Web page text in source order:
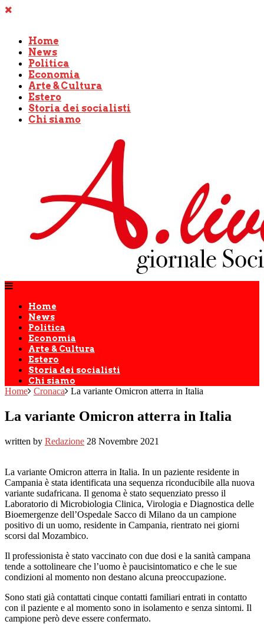
Home
News
Politica
Economia
Arte & Cultura
Estero
Storia dei socialisti
Chi siamo
Home
News
Politica
Economia
Arte & Cultura
Estero
Storia dei socialisti
Chi siamo
Home Cronaca La variante Omicron atterra in Italia
La variante Omicron atterra in Italia
written by Redazione 28 Novembre 2021
La variante Omicron atterra in Italia. In un paziente residente in
Campania è stata identificata una sequenza riconducibile alla nuova
variante sudafricana. Il genoma è stato sequenziato presso il
Laboratorio di Microbiologia Clinica, Virologia e Diagnostica delle
Bioemergenze dell’Ospedale Sacco di Milano da un campione
positivo di un uomo, residente in Campania, rientrato nei giorni
scorsi dal Mozambico.
Il professionista è stato vaccinato con due dosi e la sanità campana
tende a sottolineare che l’uomo è paucisintomatico e che le sue
condizioni al momento non destano alcuna preoccupazione.
Sono stati già contattati cinque contatti familiari entrati in contatto
con il paziente e al momento sono in isolamento e senza sintomi. Il
campione però deve essere confermato.